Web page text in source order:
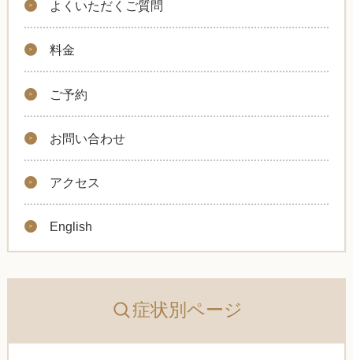
よくいただくご質問
料金
ご予約
お問い合わせ
アクセス
English
症状別ページ